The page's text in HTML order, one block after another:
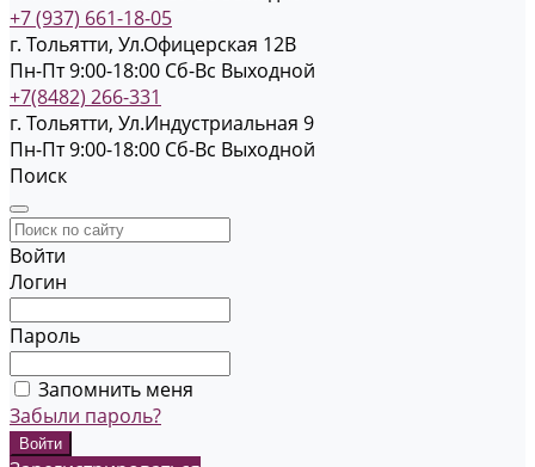
+7 (937) 661-18-05
г. Тольятти, Ул.Офицерская 12В
Пн-Пт 9:00-18:00 Cб-Вс Выходной
+7(8482) 266-331
г. Тольятти, Ул.Индустриальная 9
Пн-Пт 9:00-18:00 Cб-Вс Выходной
Поиск
Войти
Логин
Пароль
Запомнить меня
Забыли пароль?